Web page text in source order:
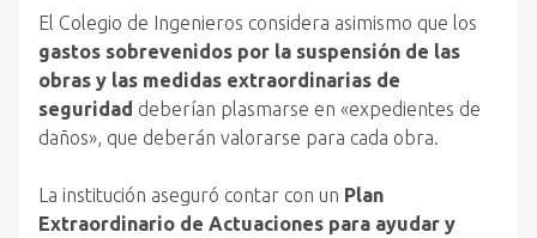
El Colegio de Ingenieros considera asimismo que los
gastos sobrevenidos por la suspensión de las
obras y las medidas extraordinarias de
seguridad deberían plasmarse en «expedientes de
daños», que deberán valorarse para cada obra.
La institución aseguró contar con un Plan
Extraordinario de Actuaciones para ayudar y